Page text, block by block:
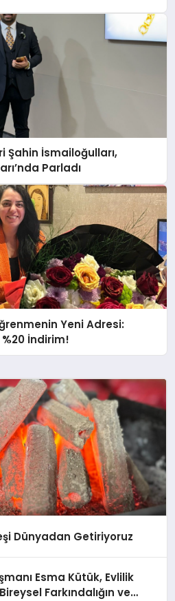
Şahin İsmailoğulları,
Parladı ￼
Yeni Adresi:
%20 İndirim!
Dünyadan Getiriyoruz
Esma Kütük, Evlilik
Farkındalığın ve